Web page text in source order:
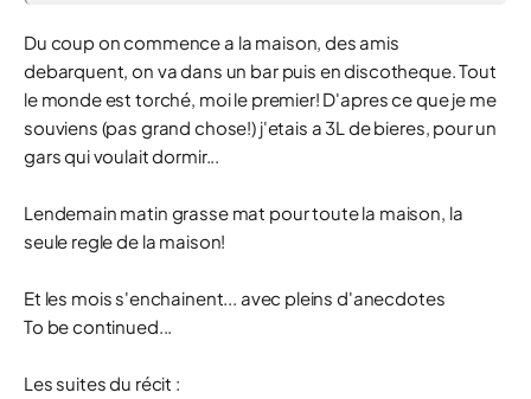
Du coup on commence a la maison, des amis
debarquent, on va dans un bar puis en discotheque. Tout
le monde est torché, moi le premier! D'apres ce que je me
souviens (pas grand chose!) j'etais a 3L de bieres, pour un
gars qui voulait dormir...
Lendemain matin grasse mat pour toute la maison, la
seule regle de la maison!
Et les mois s'enchainent... avec pleins d'anecdotes
To be continued...
Les suites du récit :